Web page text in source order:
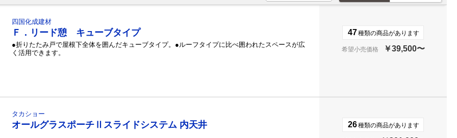
四国化成建材
Ｆ．リード憩 キューブタイプ
●折りたたみ戸で屋根下全体を囲んだキューブタイプ。●ルーフタイプに比べ囲われたスペースが広
く活用できます。
47種類の商品があります
希望小売価格 ￥39,500〜
タカショー
オールグラスポーチⅡスライドシステム 内天井 26種類の商品があります